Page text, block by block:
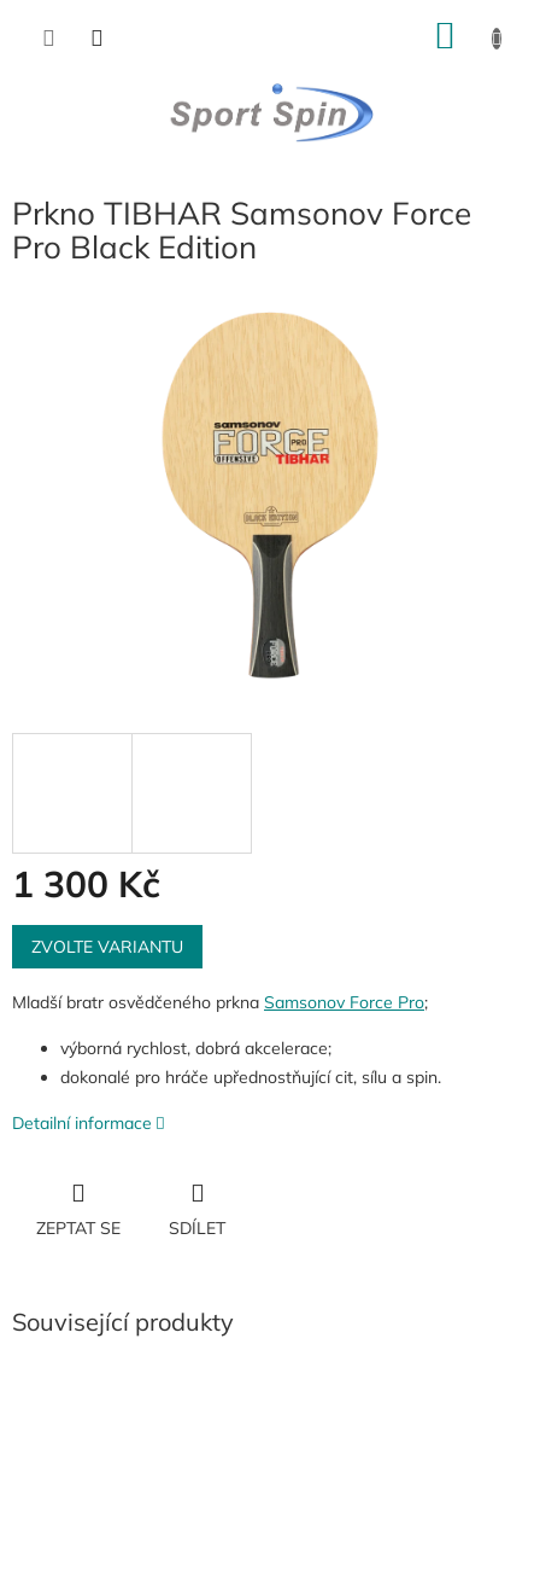
Prkno TIBHAR Samsonov Force
Pro Black Edition
1 300 Kč
Měrná
cena:
ZVOLTE VARIANTU
Mladší bratr osvědčeného prkna Samsonov Force Pro;
výborná rychlost, dobrá akcelerace;
dokonalé pro hráče upřednostňující cit, sílu a spin.
Detailní informace
ZEPTAT SE SDÍLET
Související produkty